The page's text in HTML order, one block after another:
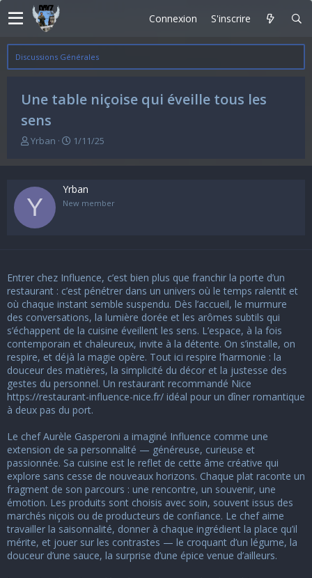
Connexion S'inscrire
Discussions Générales
Une table niçoise qui éveille tous les
sens
A
u
r
d
e
i
s
c
u
s
s
i
n
Yrban
D
d
e
1/11/25
Y
Yrban
New member
Entrer chez Influence, c’est bien plus que franchir la porte d’un
restaurant : c’est pénétrer dans un univers où le temps ralentit et
où chaque instant semble suspendu. Dès l’accueil, le murmure
des conversations, la lumière dorée et les arômes subtils qui
s’échappent de la cuisine éveillent les sens. L’espace, à la fois
contemporain et chaleureux, invite à la détente. On s’installe, on
respire, et déjà la magie opère. Tout ici respire l’harmonie : la
douceur des matières, la simplicité du décor et la justesse des
gestes du personnel. Un restaurant recommandé Nice
https://restaurant-influence-nice.fr/ idéal pour un dîner romantique
à deux pas du port.
Le chef Aurèle Gasperoni a imaginé Influence comme une
extension de sa personnalité — généreuse, curieuse et
passionnée. Sa cuisine est le reflet de cette âme créative qui
explore sans cesse de nouveaux horizons. Chaque plat raconte un
fragment de son parcours : une rencontre, un souvenir, une
émotion. Les produits sont choisis avec soin, souvent issus des
marchés niçois ou de producteurs de confiance. Le chef aime
travailler la saisonnalité, donner à chaque ingrédient la place qu’il
mérite, et jouer sur les contrastes — le croquant d’un légume, la
douceur d’une sauce, la surprise d’une épice venue d’ailleurs.